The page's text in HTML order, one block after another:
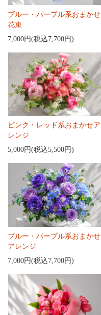
ブルー・パープル系おまかせ
花束
7,000円(税込7,700円)
ピンク・レッド系おまかせア
レンジ
5,000円(税込5,500円)
ブルー・パープル系おまかせ
アレンジ
7,000円(税込7,700円)